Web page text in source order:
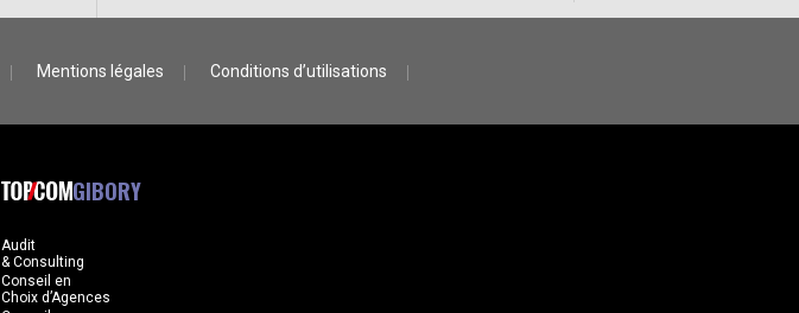
Mentions légales Conditions d’utilisations
GIBORY
Audit
& Consulting
Conseil en
Choix d’Agences